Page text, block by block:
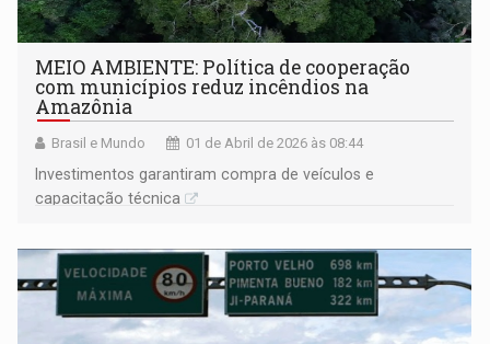
MEIO AMBIENTE: Política de cooperação
com municípios reduz incêndios na
Amazônia
Brasil e Mundo 01 de Abril de 2026 às 08:44
Investimentos garantiram compra de veículos e
capacitação técnica